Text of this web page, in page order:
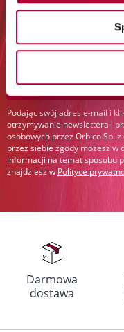
Zapisz się do newslettera:
Podając swój adres e-mail i
otrzymywanie newslettera i
osobowych przez Orbico Sp.
przez siebie zgody możesz w
informacji na temat sposobu
znajdziesz w Polityce
Darmowa
dostawa